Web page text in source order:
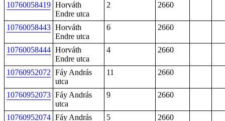
10760058419 Horváth
Endre utca
2 2660
10760058443 Horváth
Endre utca
6 2660
10760058444 Horváth
Endre utca
4 2660
10760952072 Fáy András
utca
11 2660
10760952073 Fáy András
utca
9 2660
10760952074 Fáy András
5 2660